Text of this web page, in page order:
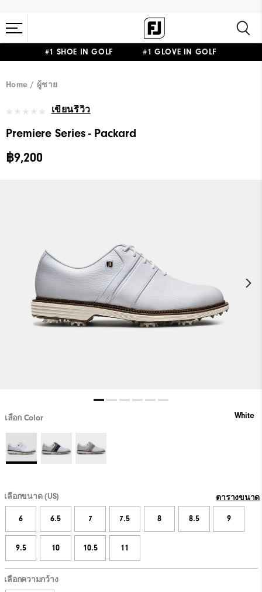
#1 SHOE IN GOLF #1 GLOVE IN GOLF
Home ผู้ชาย
เขียนรีวิว
Premiere Series - Packard
฿9,200
เลือก Color White
เลือกขนาด (US) ตารางขนาด
6 6.5 7 7.5 8 8.5 9
9.5 10 10.5 11
เลือกความกว้าง